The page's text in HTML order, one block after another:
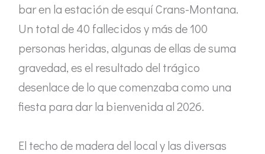
bar en la estación de esquí Crans-Montana.
Un total de 40 fallecidos y más de 100
personas heridas, algunas de ellas de suma
gravedad, es el resultado del trágico
desenlace de lo que comenzaba como una
fiesta para dar la bienvenida al 2026.
El techo de madera del local y las diversas